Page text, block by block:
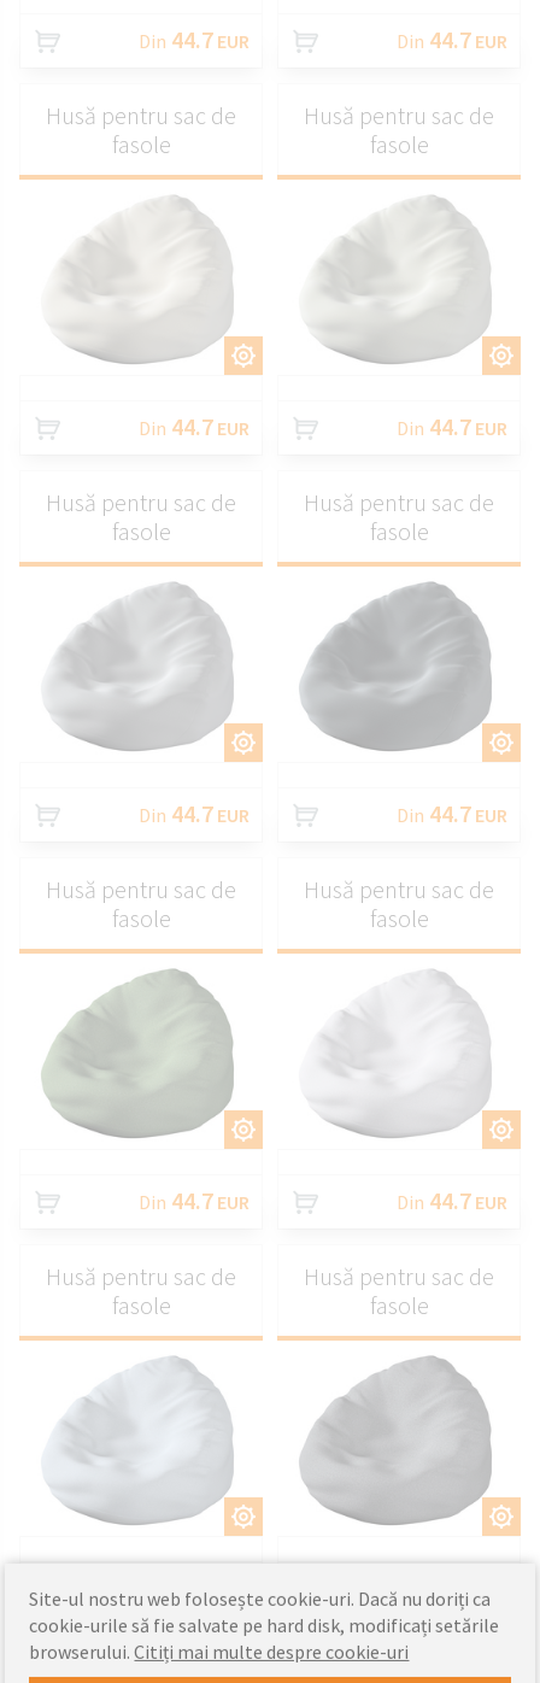
Din 44.7 EUR Din 44.7 EUR
PERSONALIZAȚI
Husă pentru sac de
fasole
Din 44.7 EUR
PERSONALIZAȚI
Husă pentru sac de
fasole
Din 44.7 EUR
PERSONALIZAȚI
Husă pentru sac de
fasole
Din 44.7 EUR
PERSONALIZAȚI
Husă pentru sac de
fasole
Din 44.7 EUR
PERSONALIZAȚI
Husă pentru sac de
fasole
Din 44.7 EUR
PERSONALIZAȚI
Husă pentru sac de
fasole
Din 44.7 EUR
PERSONALIZAȚI
Husă pentru sac de
fasole
44.7 EUR
PERSONALIZAȚI
Husă pentru sac de
fasole
44.7
Husă pentru sac de
Husă pentru sac de
Site-ul nostru web folosește cookie-uri. Dacă nu doriți ca
cookie-urile să fie salvate pe hard disk, modificați setările
browserului.Citiți mai multe despre cookie-uri